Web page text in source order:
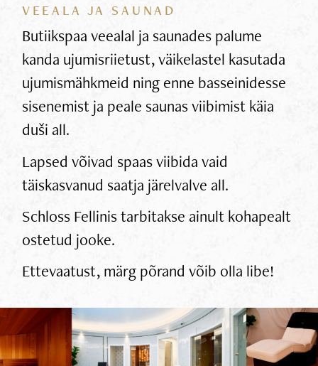
VEEALA JA SAUNAD
Butiikspaa veealal ja saunades palume
kanda ujumisriietust, väikelastel kasutada
ujumismähkmeid ning enne basseinidesse
sisenemist ja peale saunas viibimist käia
duši all.
Lapsed võivad spaas viibida vaid
täiskasvanud saatja järelvalve all.
Schloss Fellinis tarbitakse ainult kohapealt
ostetud jooke.
Ettevaatust, märg põrand võib olla libe!